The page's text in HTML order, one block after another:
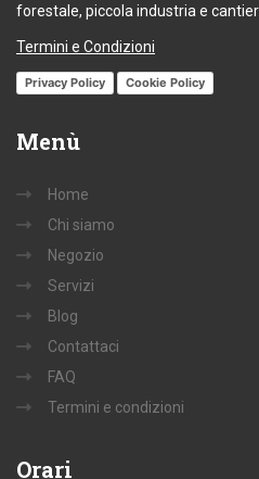
forestale, piccola industria e
Termini e Condizioni
Privacy Policy Cookie Policy
Menù
Home
Chi siamo
Negozio
Servizi
Blog
Contattaci
FAQ
Termini e condizioni
Orari